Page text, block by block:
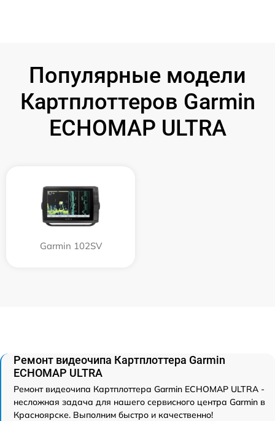
Популярные модели
Картплоттеров Garmin
ECHOMAP ULTRA
Garmin 102SV
Ремонт видеочипа Картплоттера Garmin
ECHOMAP ULTRA
Ремонт видеочипа Картплоттера Garmin ECHOMAP ULTRA -
несложная задача для нашего сервисного центра Garmin в
Красноярске. Выполним быстро и качественно!